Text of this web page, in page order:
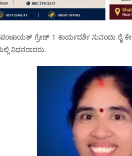
ಪಂಚಾಯತ್ ಗ್ರೇಡ್ 1 ಕಾರ್ಯದರ್ಶಿ ಸುನಂದಾ ರೈ
ನಿಧನರಾದರು.